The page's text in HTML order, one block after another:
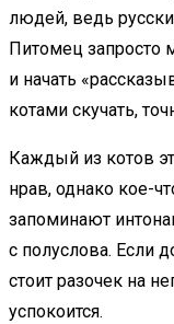
людей, ведь
Питомец запросто
и начать
котами скучать,
Каждый из котов
нрав, однако кое-
запоминают
с полуслова. Если
стоит разочек на
успокоится.